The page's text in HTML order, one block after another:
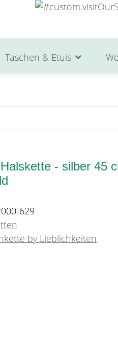
Taschen & Etuis
- silber 45
629
by Lieblichkeiten